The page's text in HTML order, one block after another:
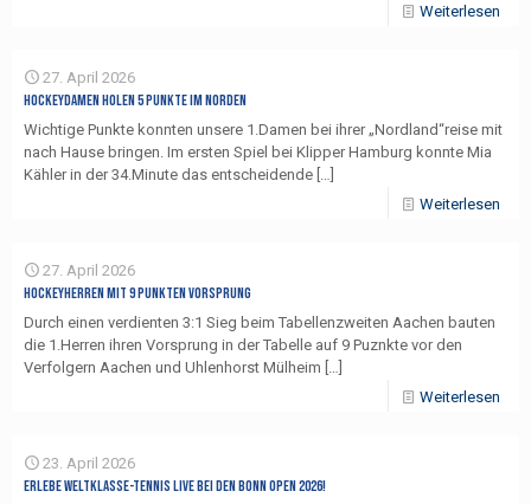
Weiterlesen
27. April 2026
Hockeydamen holen 5 Punkte im Norden
Wichtige Punkte konnten unsere 1.Damen bei ihrer „Nordland“reise mit
nach Hause bringen. Im ersten Spiel bei Klipper Hamburg konnte Mia
Kähler in der 34.Minute das entscheidende […]
Weiterlesen
27. April 2026
Hockeyherren mit 9 Punkten Vorsprung
Durch einen verdienten 3:1 Sieg beim Tabellenzweiten Aachen bauten
die 1.Herren ihren Vorsprung in der Tabelle auf 9 Puznkte vor den
Verfolgern Aachen und Uhlenhorst Mülheim […]
Weiterlesen
23. April 2026
Erlebe Weltklasse-Tennis live bei den Bonn Open 2026!